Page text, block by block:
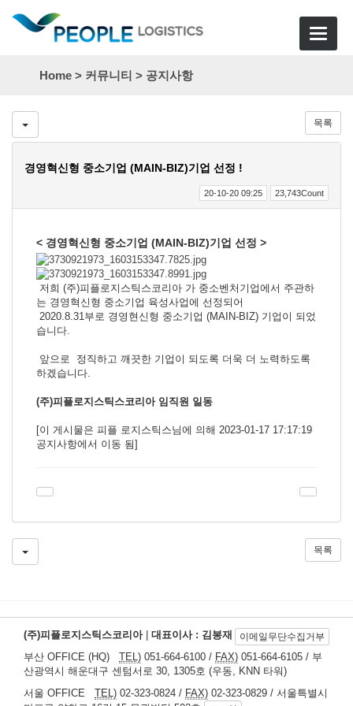
Toggle
Home > 커뮤니티 > 공지사항
목록
경영혁신형 중소기업 (MAIN-BIZ)기업 선정 !
20-10-20 09:25 23,743Count
< 경영혁신형 중소기업 (MAIN-BIZ)기업 선정 >
저희 (주)피플로지스틱스코리아 가 중소벤처기업에서 주관하
는 경영혁신형 중소기업 육성사업에 선정되어
2020.8.31부로 경영현신형 중소기업 (MAIN-BIZ) 기업이 되었
습니다.
앞으로 정직하고 깨끗한 기업이 되도록 더욱 더 노력하도록
하겠습니다.
(주)피플로지스틱스코리아 임직원 일동
[이 게시물은 피플 로지스틱스님에 의해 2023-01-17 17:17:19
공지사항에서 이동 됨]
목록
이메일무단수집거부
(주)피플로지스틱스코리아
대표이사 : 김봉재
부산 OFFICE (HQ) TEL) 051-664-6100 / FAX) 051-664-6105 / 부
산광역시 해운대구 센텀서로 30, 1305호 (우동, KNN 타워)
서울 OFFICE TEL) 02-323-0824 / FAX) 02-323-0829 / 서울특별시